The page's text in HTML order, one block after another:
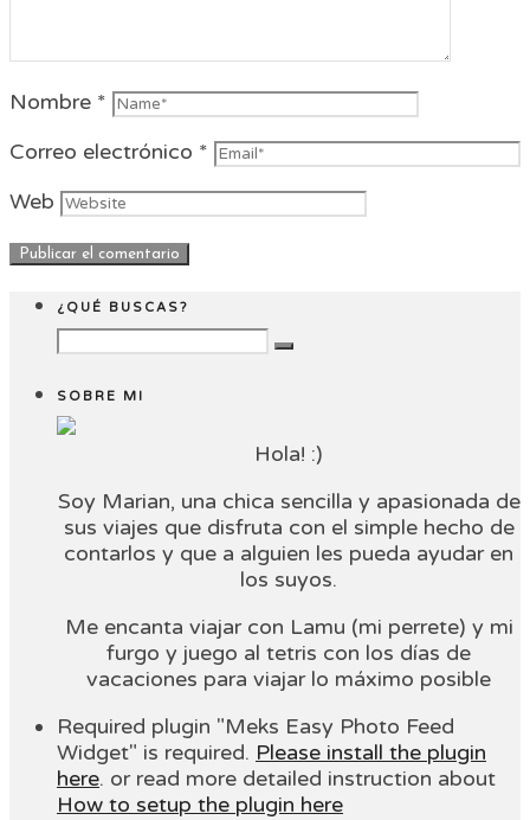
Nombre *
Correo electrónico *
Web
¿QUÉ BUSCAS?
SOBRE MI
Hola! :)
Soy Marian, una chica sencilla y apasionada de
sus viajes que disfruta con el simple hecho de
contarlos y que a alguien les pueda ayudar en
los suyos.
Me encanta viajar con Lamu (mi perrete) y mi
furgo y juego al tetris con los días de
vacaciones para viajar lo máximo posible
Required plugin "Meks Easy Photo Feed
Widget" is required. Please install the plugin
here. or read more detailed instruction about
How to setup the plugin here